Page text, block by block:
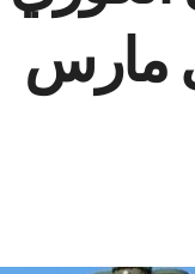
مارس